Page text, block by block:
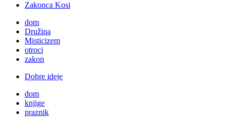
Zakonca Kosi
dom
Družina
Misticizem
otroci
zakon
Dobre ideje
dom
knjige
praznik